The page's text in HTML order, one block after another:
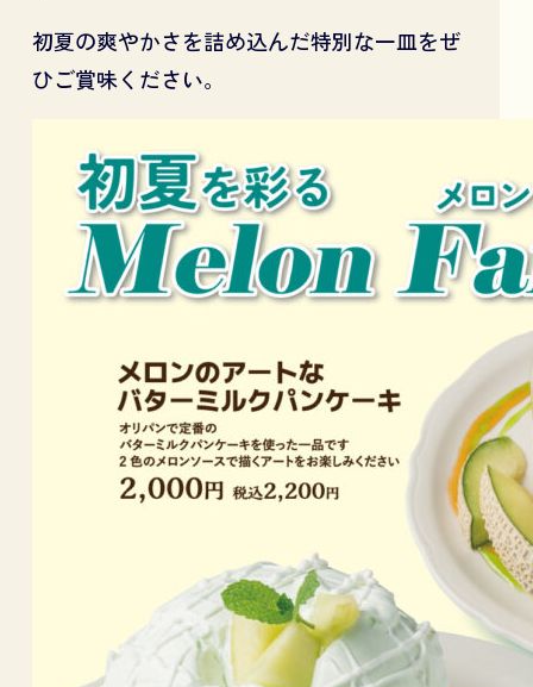
初夏の爽やかさを詰め込んだ特別な一皿をぜ
ひご賞味ください。